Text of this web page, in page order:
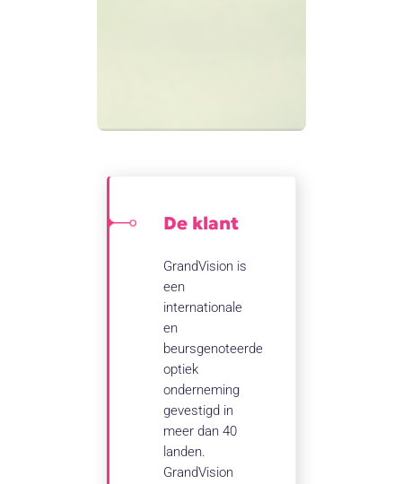
De klant
GrandVision is
een
internationale
en
beursgenoteerde
optiek
onderneming
gevestigd in
meer dan 40
landen.
GrandVision